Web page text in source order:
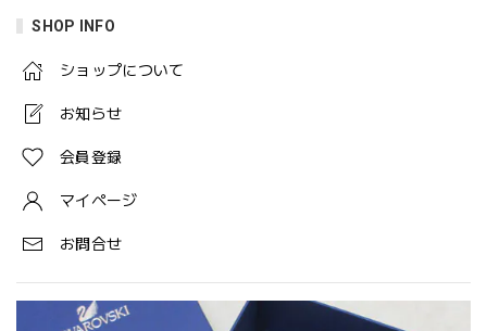
SHOP INFO
ショップについて
お知らせ
会員登録
マイページ
お問合せ